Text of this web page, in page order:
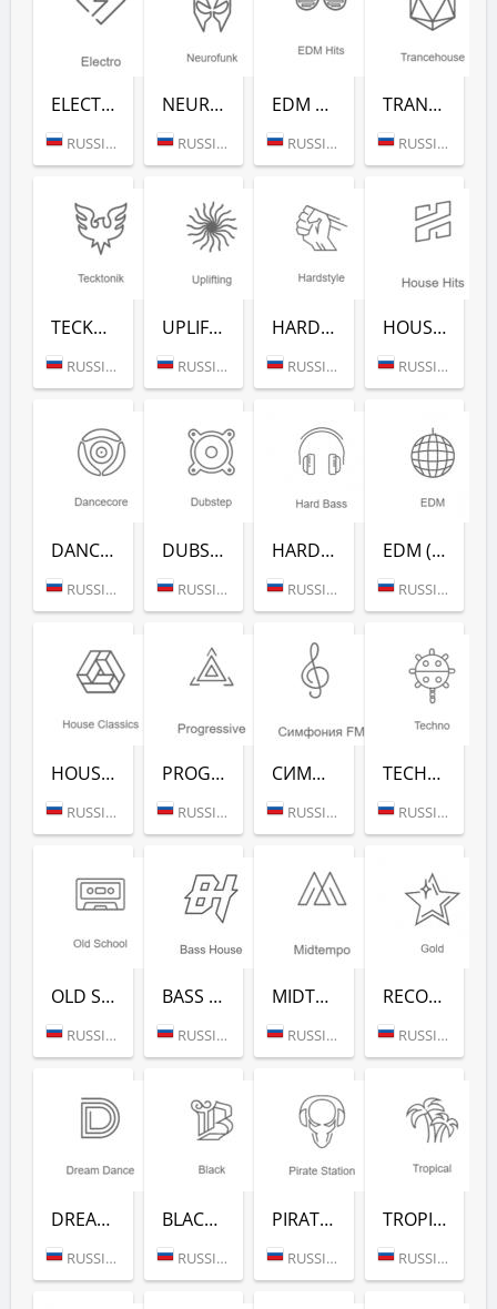
ELECTRO (РАДИО РЕКОРД)
RUSSIA (MOSCOW)
NEUROFUNK (РАДИО РЕКОРД)
RUSSIA (MOSCOW)
EDM CLASSICS (РАДИО РЕКОРД)
RUSSIA (MOSCOW)
TRANCEHOUSE (РАДИО РЕКОРД)
RUSSIA (MOSCOW)
TECKTONIK (РАДИО РЕКОРД)
RUSSIA (MOSCOW)
UPLIFTING (РАДИО РЕКОРД)
RUSSIA (MOSCOW)
HARDSTYLE (РАДИО РЕКОРД)
RUSSIA (MOSCOW)
HOUSE HITS (РАДИО РЕКОРД)
RUSSIA (MOSCOW)
DANCECORE (РАДИО РЕКОРД)
RUSSIA (MOSCOW)
DUBSTEP (РАДИО РЕКОРД)
RUSSIA (MOSCOW)
HARD BASS (РАДИО РЕКОРД)
RUSSIA (MOSCOW)
EDM (РАДИО РЕКОРД)
RUSSIA (MOSCOW)
HOUSE CLASSICS (РАДИО РЕКОРД)
RUSSIA (MOSCOW)
PROGRESSIVE (РАДИО РЕКОРД)
RUSSIA (MOSCOW)
СИМФОНИЯ FM (РАДИО РЕКОРД)
RUSSIA (MOSCOW)
TECHNO (РАДИО РЕКОРД)
RUSSIA (MOSCOW)
OLD SCHOOL (РАДИО РЕКОРД)
RUSSIA (MOSCOW)
BASS HOUSE (РАДИО РЕКОРД)
RUSSIA (MOSCOW)
MIDTEMPO (РАДИО РЕКОРД)
RUSSIA (MOSCOW)
RECORD GOLD (РАДИО РЕКОРД)
RUSSIA (MOSCOW)
DREAM DANCE (РАДИО РЕКОРД)
RUSSIA (MOSCOW)
BLACK RAP (РАДИО РЕКОРД)
RUSSIA (MOSCOW)
PIRATE STATION (РАДИО РЕКОРД)
RUSSIA (MOSCOW)
TROPICAL (РАДИО РЕКОРД)
RUSSIA (MOSCOW)